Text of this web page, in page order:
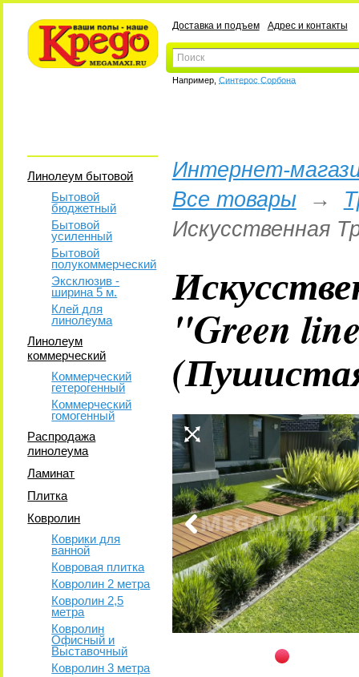
Доставка и подъем Адрес и контакты
Например, Синтерос Сорбона
Линолеум бытовой
Бытовой
бюджетный
Бытовой
усиленный
Бытовой
полукоммерческий
Эксклюзив -
ширина 5 м.
Клей для
линолеума
Линолеум
коммерческий
Коммерческий
гетерогенный
Коммерческий
гомогенный
Распродажа
линолеума
Ламинат
Плитка
Ковролин
Коврики для
ванной
Ковровая плитка
Ковролин 2 метра
Ковролин 2,5
метра
Ковролин
Офисный и
Выставочный
Ковролин 3 метра
Интернет-
Все товары→
Искусственная
"Green